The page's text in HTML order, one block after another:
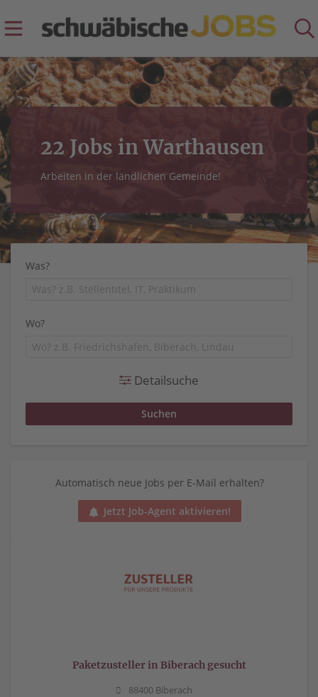
22 Jobs in Warthausen
Arbeiten in der ländlichen Gemeinde!
Was?
Wo?
Detailsuche
Automatisch neue Jobs per E-Mail erhalten?
Jetzt Job-Agent aktivieren!
Paketzusteller in Biberach gesucht
88400 Biberach